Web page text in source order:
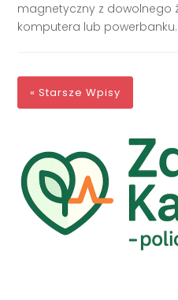
magnetyczny z dowolnego
komputera lub
« Starsze Wpisy